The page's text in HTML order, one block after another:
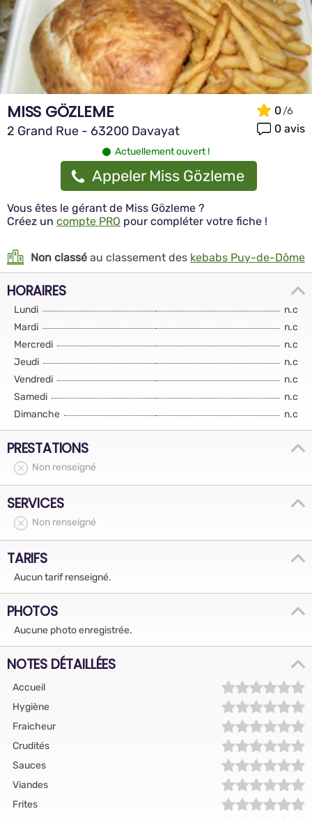
MISS GÖZLEME
2 Grand Rue - 63200 Davayat
0
0 avis
Actuellement ouvert !
Appeler Miss Gözleme
Vous êtes le gérant de Miss Gözleme ?
Créez un compte PRO pour compléter votre fiche !
Non classé au classement des kebabs Puy-de-Dôme
HORAIRES
Lundi
n.c
Mardi
n.c
Mercredi
n.c
Jeudi
n.c
Vendredi
n.c
Samedi
n.c
Dimanche
n.c
PRESTATIONS
Non renseigné
SERVICES
Non renseigné
TARIFS
Aucun tarif renseigné.
PHOTOS
Aucune photo enregistrée.
NOTES DÉTAILLÉES
Accueil
Hygiène
Fraicheur
Crudités
Sauces
Viandes
Frites